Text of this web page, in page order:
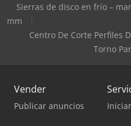
Sierras de disco en frío –
mm
Centro De Corte Perfiles
Torno
Vender
Publicar anuncios